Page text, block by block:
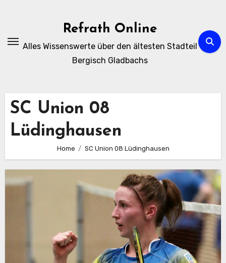
Refrath Online
Alles Wissenswerte über den ältesten Stadteil
Bergisch Gladbachs
SC Union 08
Lüdinghausen
Home SC Union 08 Lüdinghausen